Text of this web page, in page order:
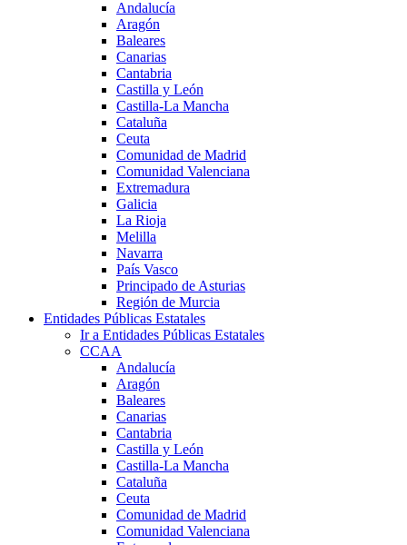
Andalucía
Aragón
Baleares
Canarias
Cantabria
Castilla y León
Castilla-La Mancha
Cataluña
Ceuta
Comunidad de Madrid
Comunidad Valenciana
Extremadura
Galicia
La Rioja
Melilla
Navarra
País Vasco
Principado de Asturias
Región de Murcia
Entidades Públicas Estatales
Ir a Entidades Públicas Estatales
CCAA
Andalucía
Aragón
Baleares
Canarias
Cantabria
Castilla y León
Castilla-La Mancha
Cataluña
Ceuta
Comunidad de Madrid
Comunidad Valenciana